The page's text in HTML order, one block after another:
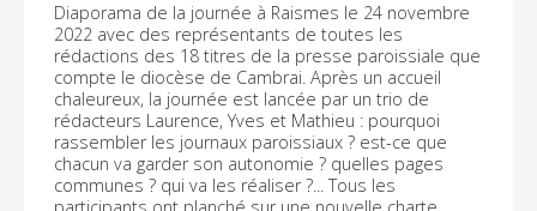
Diaporama de la journée à Raismes le 24 novembre
2022 avec des représentants de toutes les
rédactions des 18 titres de la presse paroissiale que
compte le diocèse de Cambrai. Après un accueil
chaleureux, la journée est lancée par un trio de
rédacteurs Laurence, Yves et Mathieu : pourquoi
rassembler les journaux paroissiaux ? est-ce que
chacun va garder son autonomie ? quelles pages
communes ? qui va les réaliser ?... Tous les